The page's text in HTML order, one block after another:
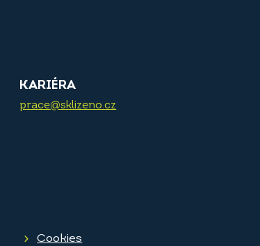
KARIÉRA
prace@sklizeno.cz
Cookies